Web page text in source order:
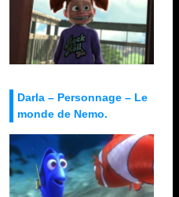
Darla – Personnage – Le
monde de Nemo.